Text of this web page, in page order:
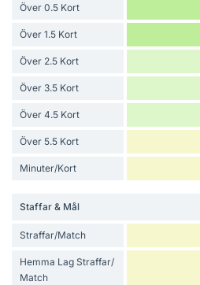
Över 0.5 Kort
Över 1.5 Kort
Över 2.5 Kort
Över 3.5 Kort
Över 4.5 Kort
Över 5.5 Kort
Minuter/Kort
Staffar & Mål
Straffar/Match
Hemma Lag Straffar/
Match